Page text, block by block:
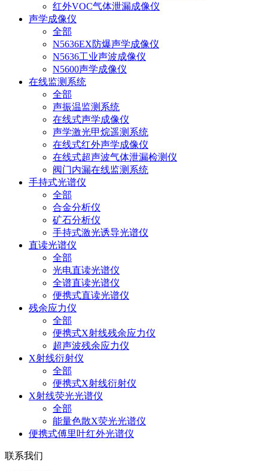
红外VOC气体泄漏成像仪
声学成像仪
全部
N5636EX防爆声学成像仪
N5636工业声波成像仪
N5600声学成像仪
在线监测系统
全部
声振温监测系统
在线式声学成像仪
声学激光甲烷遥测系统
在线式红外声学成像仪
在线式超声波气体泄漏检测仪
阀门内漏在线监测系统
手持式光谱仪
全部
合金分析仪
矿石分析仪
手持式激光诱导光谱仪
直读光谱仪
全部
光电直读光谱仪
全谱直读光谱仪
便携式直读光谱仪
残余应力仪
全部
便携式X射线残余应力仪
超声波残余应力仪
X射线衍射仪
全部
便携式X射线衍射仪
X射线荧光光谱仪
全部
能量色散X荧光光谱仪
便携式傅里叶红外光谱仪
联系我们